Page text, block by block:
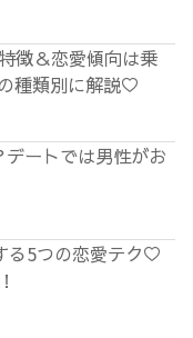
徴＆恋愛傾向は乗
種類別に解説♡
ートでは男性がお
る5つの恋愛テク♡